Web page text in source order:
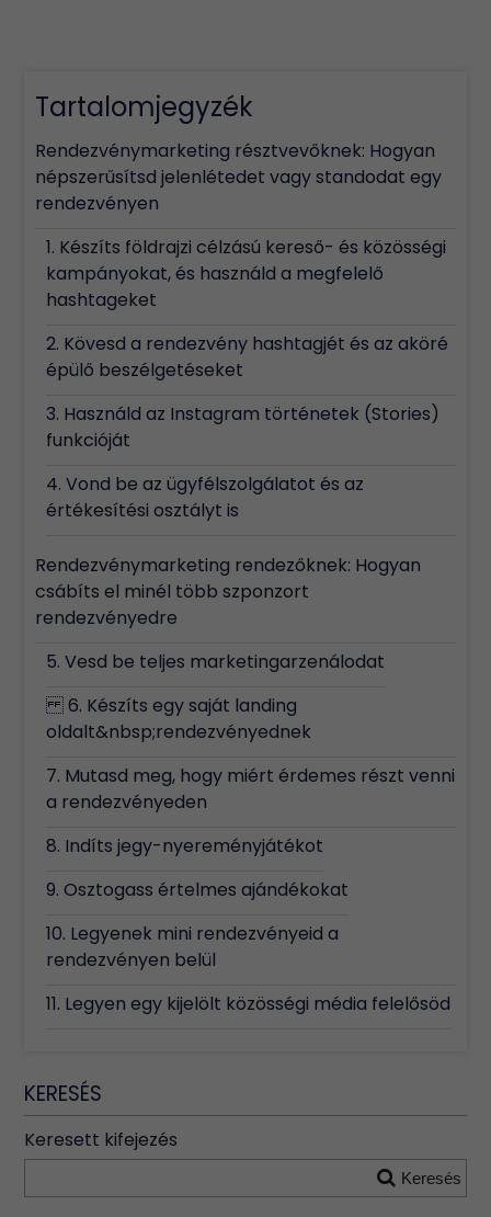
Tartalomjegyzék
Rendezvénymarketing résztvevőknek: Hogyan
népszerűsítsd jelenlétedet vagy standodat egy
rendezvényen
1. Készíts földrajzi célzású kereső- és közösségi
kampányokat, és használd a megfelelő
hashtageket
2. Kövesd a rendezvény hashtagjét és az aköré
épülő beszélgetéseket
3. Használd az Instagram történetek (Stories)
funkcióját
4. Vond be az ügyfélszolgálatot és az
értékesítési osztályt is
Rendezvénymarketing rendezőknek: Hogyan
csábíts el minél több szponzort
rendezvényedre
5. Vesd be teljes marketingarzenálodat
6. Készíts egy saját landing
oldalt&nbsp;rendezvényednek
7. Mutasd meg, hogy miért érdemes részt venni
a rendezvényeden
8. Indíts jegy-nyereményjátékot
9. Osztogass értelmes ajándékokat
10. Legyenek mini rendezvényeid a
rendezvényen belül
11. Legyen egy kijelölt közösségi média felelősöd
KERESÉS
Keresett kifejezés
Keresés